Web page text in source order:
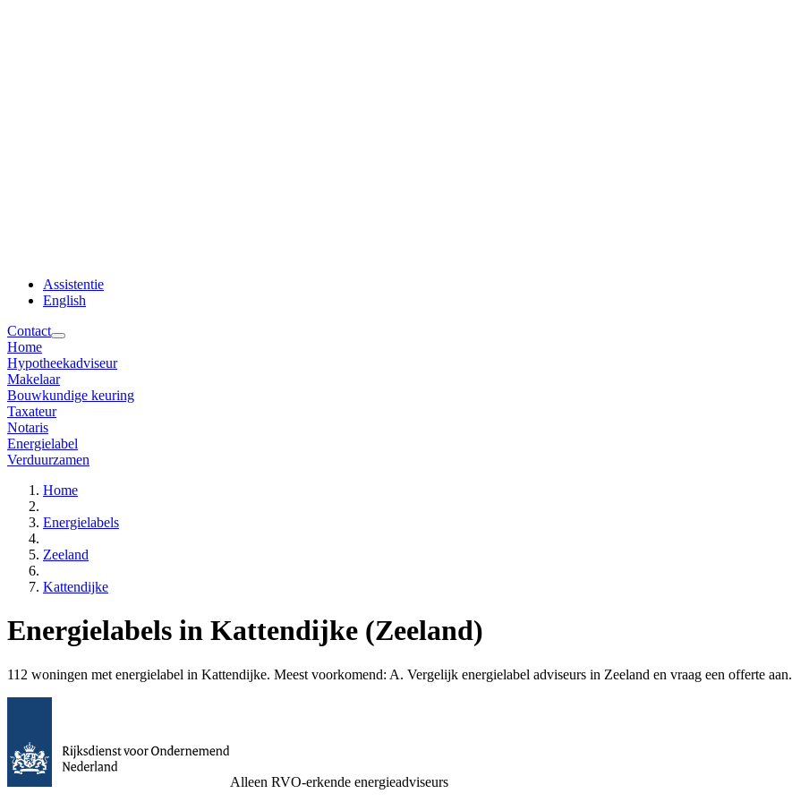
Assistentie
English
Contact
Home
Hypotheekadviseur
Makelaar
Bouwkundige keuring
Taxateur
Notaris
Energielabel
Verduurzamen
Home
Energielabels
Zeeland
Kattendijke
Energielabels in Kattendijke (Zeeland)
112 woningen met energielabel in Kattendijke. Meest voorkomend: A. Vergelijk energielabel adviseurs in Zeeland en vraag een offerte aan.
Alleen RVO-erkende energieadviseurs